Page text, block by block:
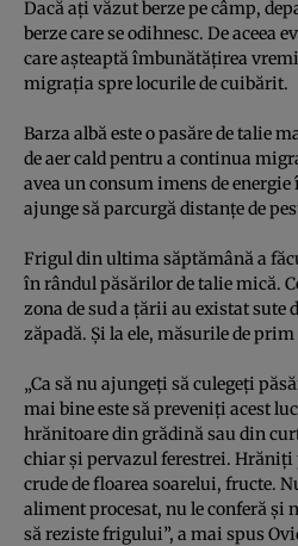
Dacă aţi văzut berze pe câmp,
berze care se odihnesc. De aceea
care aşteaptă îmbunătăţirea
migraţia spre locurile de cuibărit.
Barza albă este o pasăre de talie
de aer cald pentru a continua
avea un consum imens de
ajunge să parcurgă distanţe de
Frigul din ultima săptămână a
în rândul păsărilor de talie mică.
zona de sud a ţării au existat sute
zăpadă. Şi la ele, măsurile de
„Ca să nu ajungeţi să culegeţi
mai bine este să preveniţi acest
hrănitoare din grădină sau din
chiar şi pervazul ferestrei.
crude de floarea soarelui, fructe.
aliment procesat, nu le conferă şi
să reziste frigului”, a mai spus